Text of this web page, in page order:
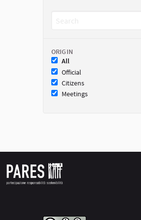
ORIGIN
All
Official
Citizens
Meetings